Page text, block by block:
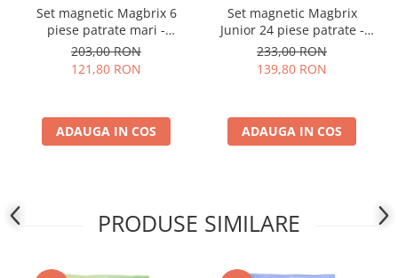
Set magnetic Magbrix 6
piese patrate mari -
compatibil cu caramizi de
constructie tip Lego®
203,00 RON
121,80 RON
ADAUGA IN COS
Set magnetic Magbrix
Junior 24 piese patrate -
compatibil cu caramizi de
constructie tip Lego Duplo®
233,00 RON
139,80 RON
ADAUGA IN COS
PRODUSE SIMILARE